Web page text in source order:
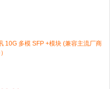
10G 多模 SFP +模块 (兼容主流厂商